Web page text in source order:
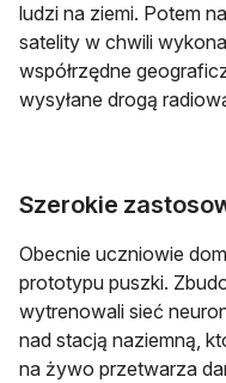
ludzi na ziemi. Potem
satelity w chwili
współrzędne
wysyłane drogą
Szerokie
Obecnie uczniowie
prototypu puszki.
wytrenowali sieć
nad stacją naziemną,
na żywo przetwarza